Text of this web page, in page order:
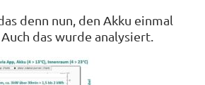
denn nun, den Akku einmal
Auch das wurde analysiert.